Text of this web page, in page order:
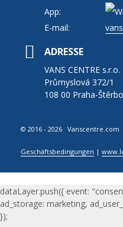
App:
E-mail:
ADRESSE
VANS CENTRE s.r.o.
Průmyslová 372/1
108 00 Praha-
© 2016 - 2026 Vanscentre.com
Geschäftsbedingungen |
dataLayer.push({ event:
ad_storage: marketing,
});